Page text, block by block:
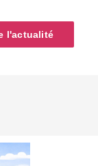
l'actualité